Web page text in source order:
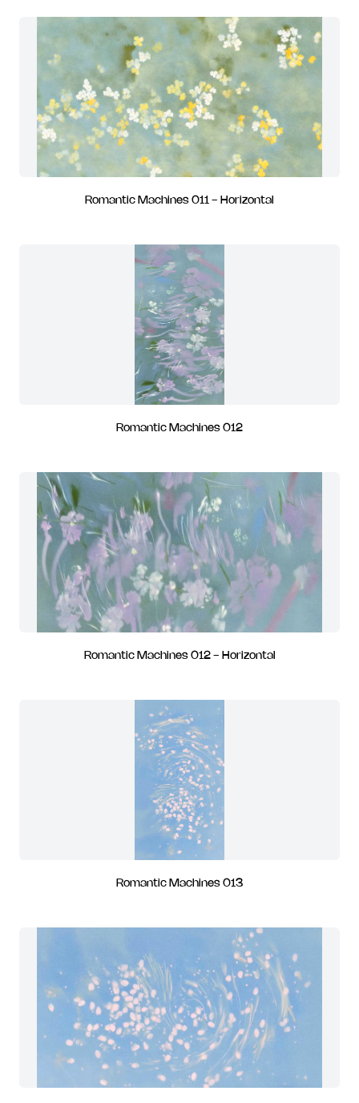
Romantic Machines 011 - Horizontal
Romantic Machines 012
Romantic Machines 012 - Horizontal
Romantic Machines 013